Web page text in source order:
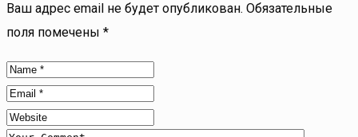
Ваш адрес email не будет опубликован. Обязательные
поля помечены *